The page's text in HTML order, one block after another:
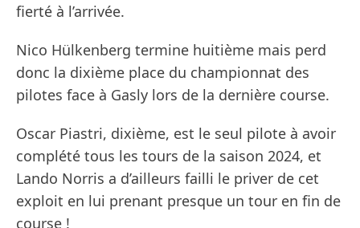
fierté à l’arrivée.
Nico Hülkenberg termine huitième mais perd
donc la dixième place du championnat des
pilotes face à Gasly lors de la dernière course.
Oscar Piastri, dixième, est le seul pilote à avoir
complété tous les tours de la saison 2024, et
Lando Norris a d’ailleurs failli le priver de cet
exploit en lui prenant presque un tour en fin de
course !